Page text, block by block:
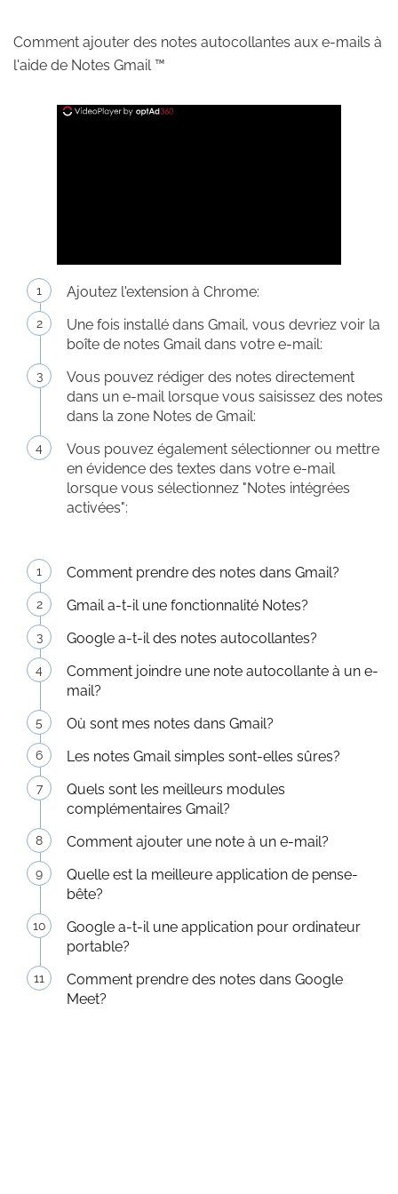
Comment ajouter des notes autocollantes aux e-mails à
l'aide de Notes Gmail ™
Ajoutez l'extension à Chrome:
Une fois installé dans Gmail, vous devriez voir la
boîte de notes Gmail dans votre e-mail:
Vous pouvez rédiger des notes directement
dans un e-mail lorsque vous saisissez des notes
dans la zone Notes de Gmail:
Vous pouvez également sélectionner ou mettre
en évidence des textes dans votre e-mail
lorsque vous sélectionnez "Notes intégrées
activées":
Comment prendre des notes dans Gmail?
Gmail a-t-il une fonctionnalité Notes?
Google a-t-il des notes autocollantes?
Comment joindre une note autocollante à un e-
mail?
Où sont mes notes dans Gmail?
Les notes Gmail simples sont-elles sûres?
Quels sont les meilleurs modules
complémentaires Gmail?
Comment ajouter une note à un e-mail?
Quelle est la meilleure application de pense-
bête?
Google a-t-il une application pour ordinateur
portable?
Comment prendre des notes dans Google
Meet?